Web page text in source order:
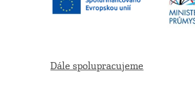
Dále spolupracujeme